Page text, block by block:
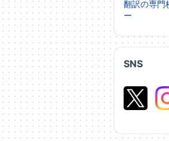
SNS
翻訳の専門
ー